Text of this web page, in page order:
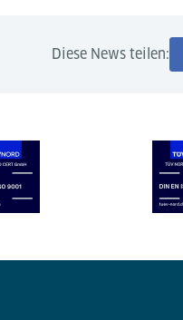
Diese News teilen: